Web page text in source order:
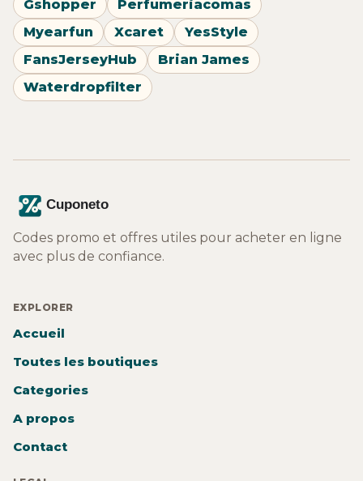
Gshopper
Perfumeriacomas
Myearfun
Xcaret
YesStyle
FansJerseyHub
Brian James
Waterdropfilter
Codes promo et offres utiles pour acheter en ligne
avec plus de confiance.
EXPLORER
Accueil
Toutes les boutiques
Categories
A propos
Contact